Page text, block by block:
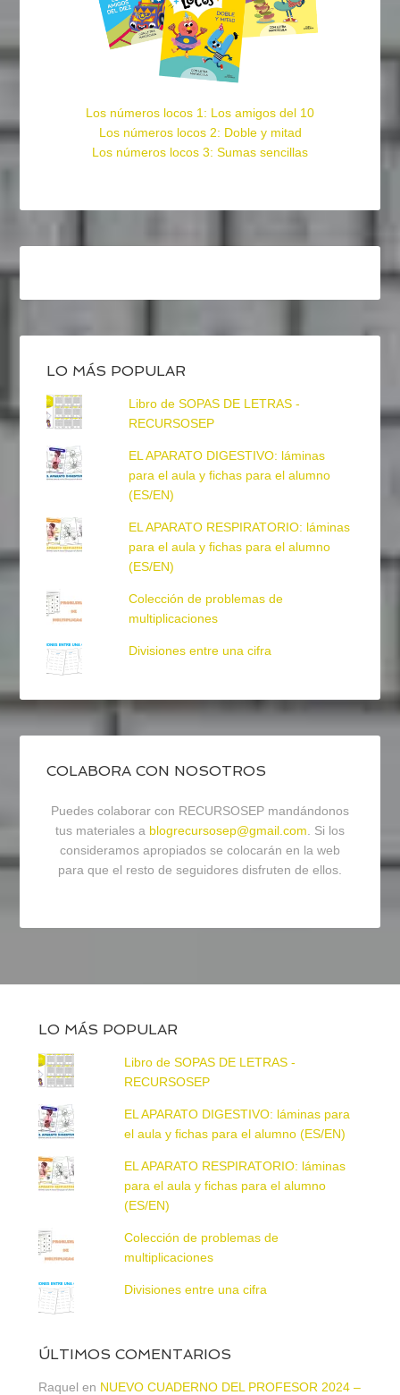
Los números locos 1: Los amigos del 10
Los números locos 2: Doble y mitad
Los números locos 3: Sumas sencillas
LO MÁS POPULAR
Libro de SOPAS DE LETRAS -
RECURSOSEP
EL APARATO DIGESTIVO: láminas
para el aula y fichas para el alumno
(ES/EN)
EL APARATO RESPIRATORIO: láminas
para el aula y fichas para el alumno
(ES/EN)
Colección de problemas de
multiplicaciones
Divisiones entre una cifra
COLABORA CON NOSOTROS
Puedes colaborar con RECURSOSEP mandándonos
tus materiales a blogrecursosep@gmail.com. Si los
consideramos apropiados se colocarán en la web
para que el resto de seguidores disfruten de ellos.
LO MÁS POPULAR
Libro de SOPAS DE LETRAS -
RECURSOSEP
EL APARATO DIGESTIVO: láminas para
el aula y fichas para el alumno (ES/EN)
EL APARATO RESPIRATORIO: láminas
para el aula y fichas para el alumno
(ES/EN)
Colección de problemas de
multiplicaciones
Divisiones entre una cifra
ÚLTIMOS COMENTARIOS
Raquel en NUEVO CUADERNO DEL PROFESOR 2024 –